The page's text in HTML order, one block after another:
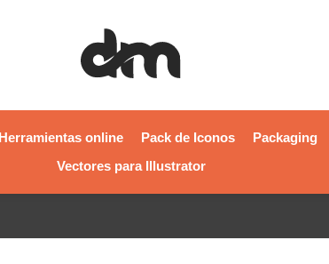
Herramientas online Pack de Iconos Packaging
Vectores para Illustrator